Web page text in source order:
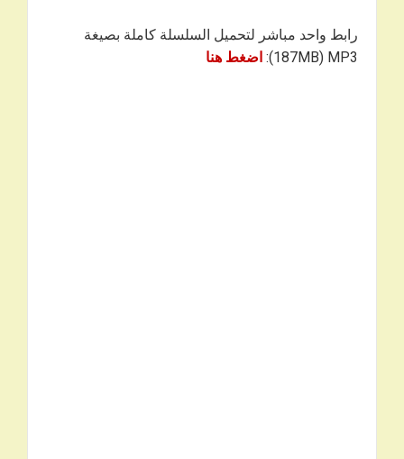
رابط واحد مباشر لتحميل السلسلة كاملة بصيغة
187MB) MP3):
اضغط هنا